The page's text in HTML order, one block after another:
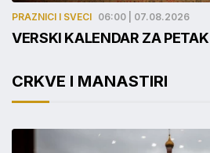
PRAZNICI I SVECI 06:00 | 07.08.2026
VERSKI KALENDAR ZA
CRKVE I MANASTIRI